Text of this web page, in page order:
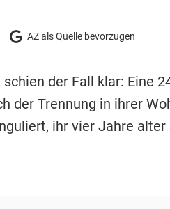
AZ als Quelle bevorzugen
der Fall klar: Eine
der Trennung in ihrer
ihr vier Jahre alter